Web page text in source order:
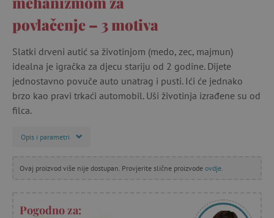
povlačenje – 3 motiva
Slatki drveni autić sa životinjom (medo, zec, majmun)
idealna je igračka za djecu stariju od 2 godine. Dijete
jednostavno povuče auto unatrag i pusti. Ići će jednako
brzo kao pravi trkaći automobil. Uši životinja izrađene su od
filca.
Opis i parametri
Ovaj proizvod više nije dostupan. Provjerite slične proizvode ovdje
Pogodno za: